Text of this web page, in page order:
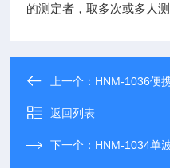
的测定者，取多次或多人
上一个： HNM-1036便
返回列表
下一个： HNM-1034单